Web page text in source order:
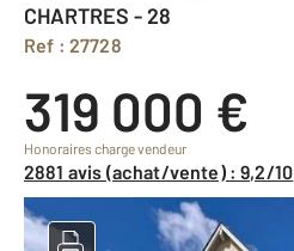
CHARTRES - 28
Ref : 27728
319 000 €
Honoraires charge vendeur
2881 avis (achat/vente) : 9,2/10